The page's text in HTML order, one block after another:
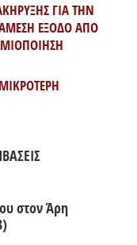
ΓΙΑ ΤΗΝ
ΕΞΟΔΟ ΑΠΟ
στον Άρη